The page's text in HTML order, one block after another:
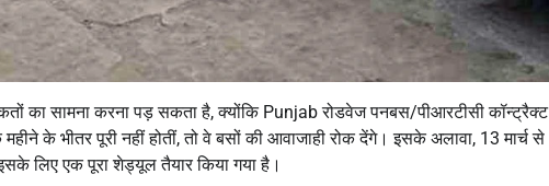
का सामना करना पड़ सकता है, क्योंकि Punjab रोडवेज पनबस/पीआरटीसी कॉन्ट्रैक्ट
के भीतर पूरी नहीं होतीं, तो वे बसों की आवाजाही रोक देंगे। इसके अलावा, 13 मार्च से
इसके लिए एक पूरा शेड्यूल तैयार किया गया है।